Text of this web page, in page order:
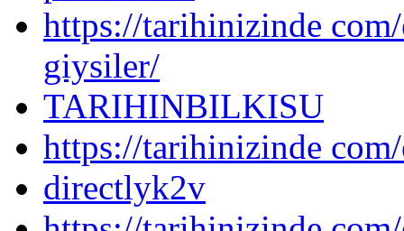
https://tarihinizinde
giysiler/
TARIHINBILKISU
https://tarihinizinde
directlyk2v